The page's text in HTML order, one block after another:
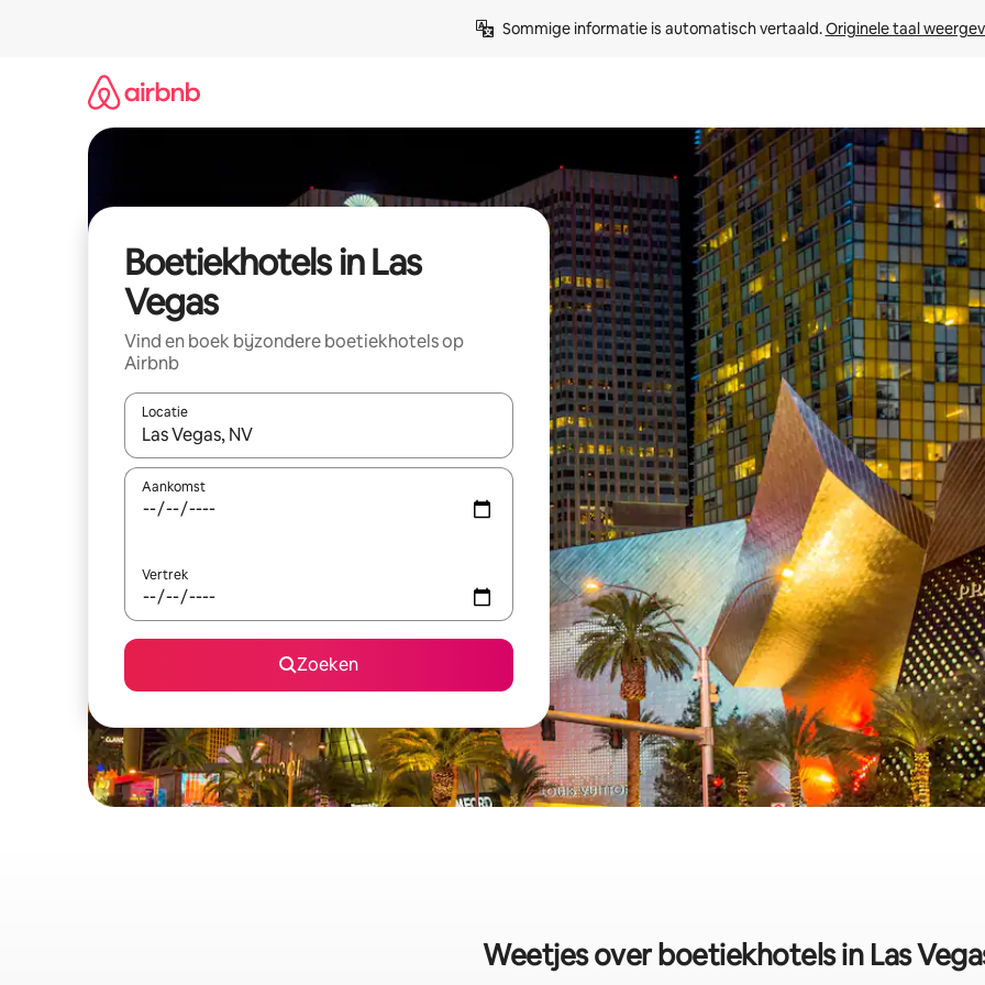
Sommige informatie is automatisch vertaald. Originele taal
Boetiekhotels in Las
Vegas
Vind en boek bijzondere boetiekhotels op
Airbnb
Locatie
Wanneer er resultaten beschikbaar zijn, maak je een keuze met je de pijltjestoetsen omhoog en omlaag, óf door te
Aankomst
Vertrek
Zoeken
Weetjes over boetiekhotels in Las